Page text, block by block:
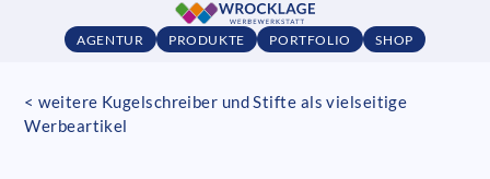
AGENTUR PRODUKTE PORTFOLIO SHOP
< weitere Kugelschreiber und Stifte als vielseitige
Werbeartikel